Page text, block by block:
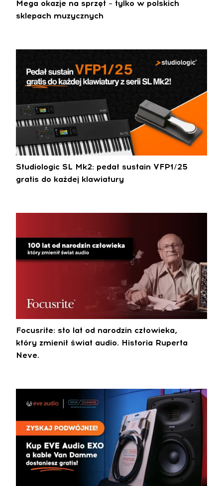
Mega okazje na sprzęt – tylko w polskich
sklepach muzycznych
Studiologic SL Mk2: pedał sustain VFP1/25
gratis do każdej klawiatury
Focusrite: sto lat od narodzin człowieka,
który zmienił świat audio. Historia Ruperta
Neve.